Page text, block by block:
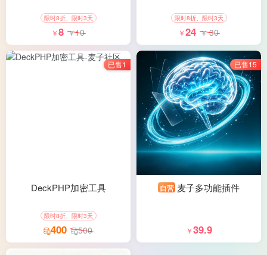
限时8折、限时3天
￥8 ￥10
限时8折、限时3天
￥24 ￥30
已售1
DeckPHP加密工具
限时8折、限时3天
400 500
已售15
自营 麦子多功能插件
￥39.9